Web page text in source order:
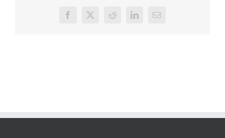
Facebook
X Reddit LinkedInEmail